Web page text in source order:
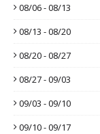
08/06 - 08/13
08/13 - 08/20
08/20 - 08/27
08/27 - 09/03
09/03 - 09/10
09/10 - 09/17